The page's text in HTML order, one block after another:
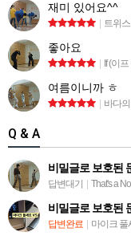
재미 있어요^^
트위
좋아요
If (이
여름이니까 ㅎ
바다
Q & A
비밀글로 보호된
답변대기 That's a
비밀글로 보호된
답변완료 마이크 풀